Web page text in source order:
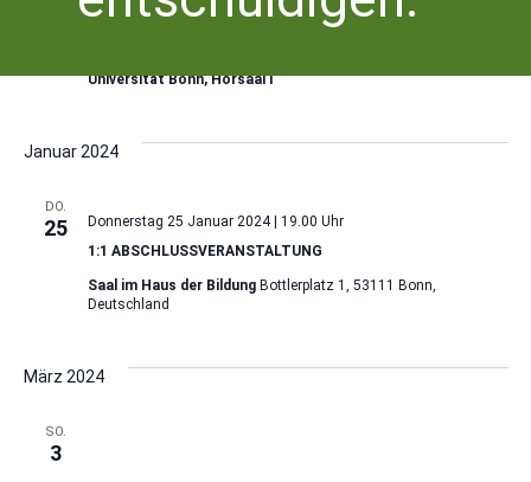
Freitag 24 November 2023 | 16.00 Uhr-18.00 Uhr
Universität Bonn, Hörsaal I
Januar 2024
DO.
25
1:1 ABSCHLUSSVERANSTALTUNG
Donnerstag 25 Januar 2024 | 19.00 Uhr
Saal im Haus der Bildung Bottlerplatz 1, 53111 Bonn,
Deutschland
März 2024
SO.
3